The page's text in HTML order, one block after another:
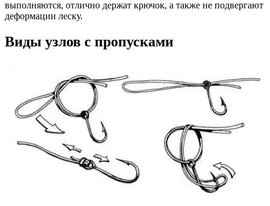
выполняются, отлично держат крючок, а также не подвергают
деформации леску.
Виды узлов с пропусками